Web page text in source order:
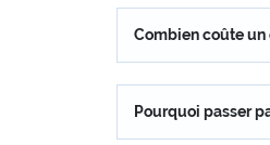
Combien coûte un
Pourquoi passer